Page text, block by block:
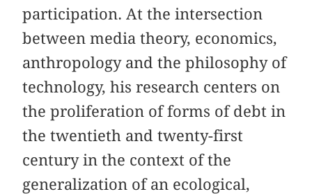
participation. At the intersection
between media theory, economics,
anthropology and the philosophy of
technology, his research centers on
the proliferation of forms of debt in
the twentieth and twenty-first
century in the context of the
generalization of an ecological,